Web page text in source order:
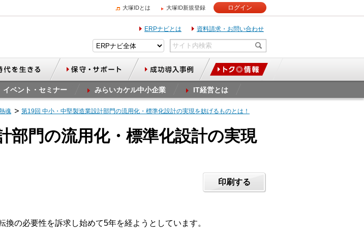
大塚IDとは 大塚ID新規登録 ログイン
ERPナビとは 資料請求・お問い合わせ
イベント・セミナー みらいカケル中小企業 IT経営とは
魂 第19回 中小・中堅製造業設計部門の流用化・標準化設計の実現を妨げるものとは！
部門の流用化・標準化設計の実現
印刷する
の必要性を訴求し始めて5年を経ようとしています。